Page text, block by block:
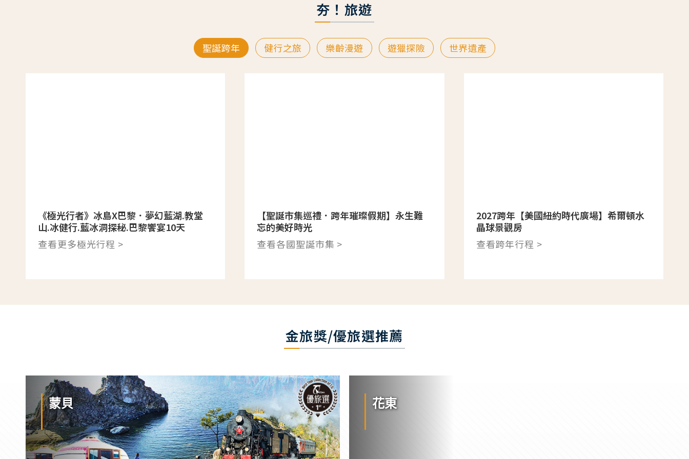
夯！旅遊
聖誕跨年 健行之旅 樂齡漫遊 遊獵探險 世界遺產
《極光行者》冰島X巴黎．夢幻藍湖.教堂
山.冰健行.藍冰洞探秘.巴黎饗宴10天
查看更多極光行程 >
【聖誕市集巡禮．跨年璀璨假期】永生難
忘的美好時光
查看各國聖誕市集 >
2027跨年【美國紐約時代廣場】希爾頓水
晶球景觀房
查看跨年行程 >
金旅獎/優旅選推薦
蒙貝 花東